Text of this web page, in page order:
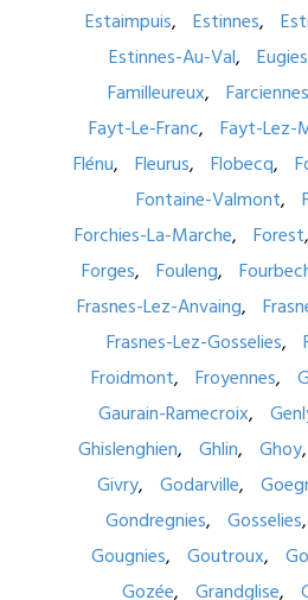
Estaimpuis
Estinnes
Estinnes-Au-Val
Eugies
Familleureux
Farciennes
Fayt-Le-Franc
Fayt-Lez-
Flénu
Fleurus Flobecq
Fontaine-Valmont
Forchies-La-Marche
Forest
Forges
Fouleng
Frasnes-Lez-Anvaing
Frasnes-Lez-Gosselies
Froidmont
Froyennes
Gaurain-Ramecroix
Ghislenghien
Ghlin Ghoy
Givry
Godarville
Gondregnies
Gosselies
Gougnies
Goutroux
Gozée
Grandglise